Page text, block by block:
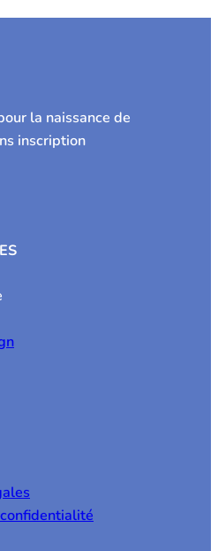
la naissance de
inscription